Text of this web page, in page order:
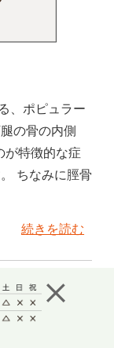
、ポピュラー
の骨の内側
が特徴的な症
ちなみに脛骨
続きを読む
痛み